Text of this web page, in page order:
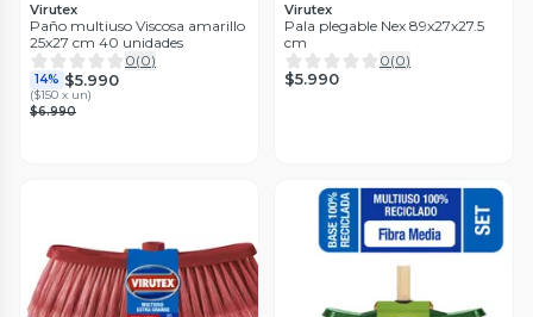
Virutex
Paño multiuso Viscosa amarillo
25x27 cm 40 unidades
0(0)
14% $5.990
($150 x un)
$6.990
Virutex
Pala plegable Nex 89x27x27.5
cm
0(0)
$5.990